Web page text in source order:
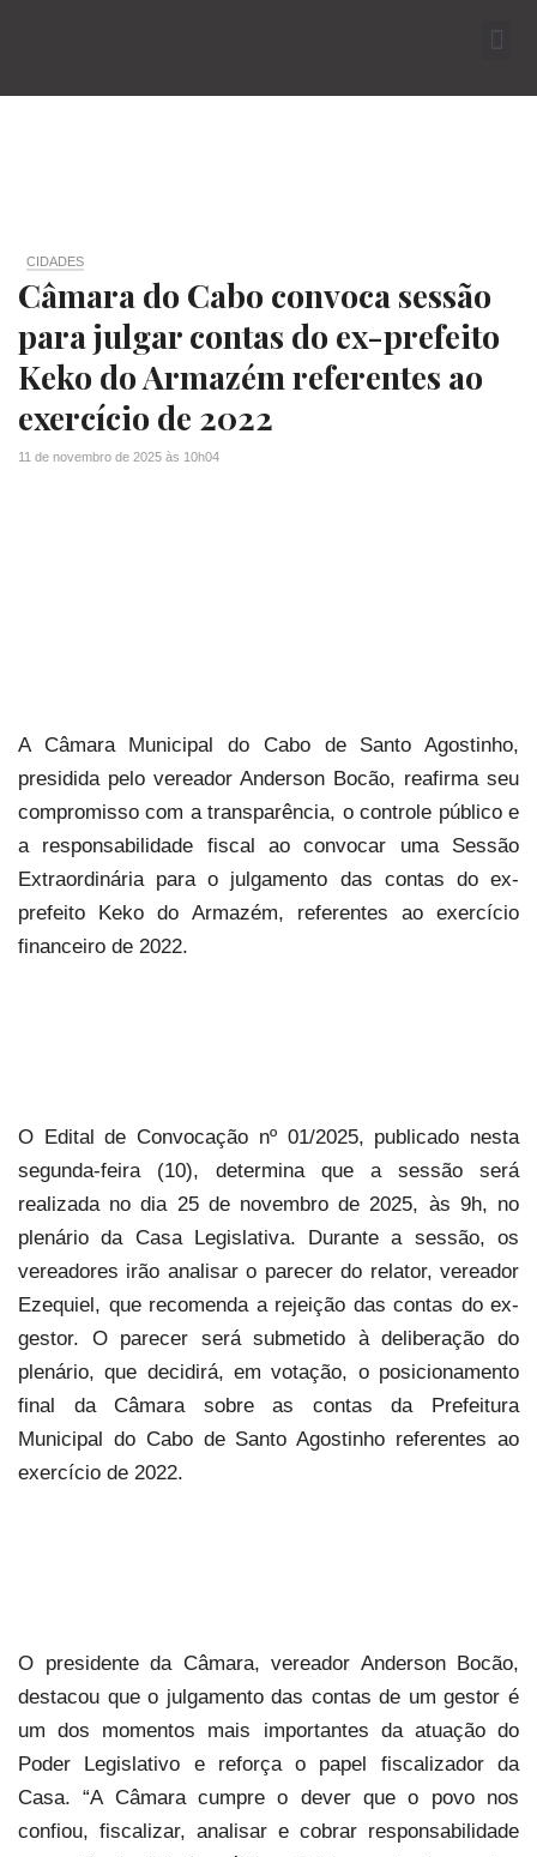
CIDADES
Câmara do Cabo convoca sessão
para julgar contas do ex-prefeito
Keko do Armazém referentes ao
exercício de 2022
11 de novembro de 2025 às 10h04
A Câmara Municipal do Cabo de Santo Agostinho,
presidida pelo vereador Anderson Bocão, reafirma seu
compromisso com a transparência, o controle público e
a responsabilidade fiscal ao convocar uma Sessão
Extraordinária para o julgamento das contas do ex-
prefeito Keko do Armazém, referentes ao exercício
financeiro de 2022.
O Edital de Convocação nº 01/2025, publicado nesta
segunda-feira (10), determina que a sessão será
realizada no dia 25 de novembro de 2025, às 9h, no
plenário da Casa Legislativa. Durante a sessão, os
vereadores irão analisar o parecer do relator, vereador
Ezequiel, que recomenda a rejeição das contas do ex-
gestor. O parecer será submetido à deliberação do
plenário, que decidirá, em votação, o posicionamento
final da Câmara sobre as contas da Prefeitura
Municipal do Cabo de Santo Agostinho referentes ao
exercício de 2022.
O presidente da Câmara, vereador Anderson Bocão,
destacou que o julgamento das contas de um gestor é
um dos momentos mais importantes da atuação do
Poder Legislativo e reforça o papel fiscalizador da
Casa. “A Câmara cumpre o dever que o povo nos
confiou, fiscalizar, analisar e cobrar responsabilidade